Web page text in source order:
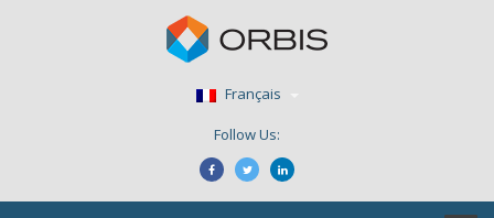
Français
Follow Us: